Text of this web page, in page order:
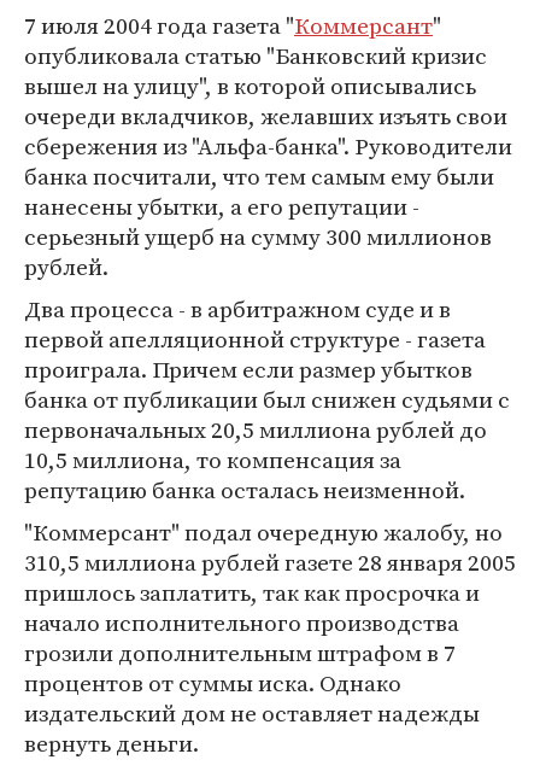
7 июля 2004 года газета "Коммерсант"
опубликовала статью "Банковский кризис
вышел на улицу", в которой описывались
очереди вкладчиков, желавших изъять свои
сбережения из "Альфа-банка". Руководители
банка посчитали, что тем самым ему были
нанесены убытки, а его репутации -
серьезный ущерб на сумму 300 миллионов
рублей.
Два процесса - в арбитражном суде и в
первой апелляционной структуре - газета
проиграла. Причем если размер убытков
банка от публикации был снижен судьями с
первоначальных 20,5 миллиона рублей до
10,5 миллиона, то компенсация за
репутацию банка осталась неизменной.
"Коммерсант" подал очередную жалобу, но
310,5 миллиона рублей газете 28 января 2005
пришлось заплатить, так как просрочка и
начало исполнительного производства
грозили дополнительным штрафом в 7
процентов от суммы иска. Однако
издательский дом не оставляет надежды
вернуть деньги.